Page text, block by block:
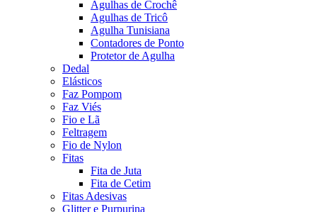
Agulhas de Crochê
Agulhas de Tricô
Agulha Tunisiana
Contadores de Ponto
Protetor de Agulha
Dedal
Elásticos
Faz Pompom
Faz Viés
Fio e Lã
Feltragem
Fio de Nylon
Fitas
Fita de Juta
Fita de Cetim
Fitas Adesivas
Glitter e Purpurina